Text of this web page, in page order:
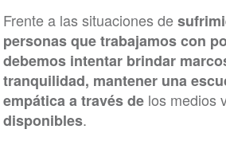
Frente a las situaciones de
personas que trabajamos con
debemos intentar brindar
tranquilidad, mantener una
empática a través de los medios
disponibles.